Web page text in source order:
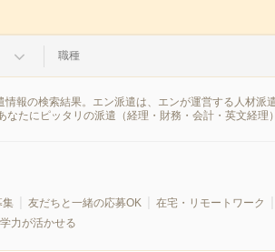
職種
報の検索結果。エン派遣は、エンが運営する人材
たにピッタリの派遣（経理・財務・会計・英文経理
集 友だちと一緒の応募OK 在宅・リモートワーク
力が活かせる